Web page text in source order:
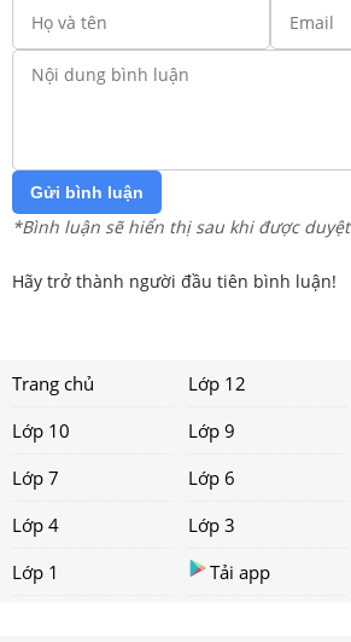
Gửi bình luận
*Bình luận sẽ hiển thị sau khi được duyệt
Hãy trở thành người đầu tiên bình luận!
Trang chủ Lớp 12
Lớp 10
Lớp 9
Lớp 7
Lớp 6
Lớp 4
Lớp 3
Lớp 1
Tải app